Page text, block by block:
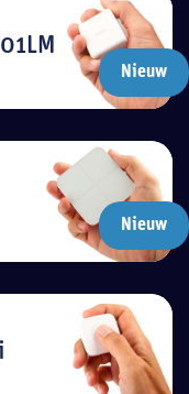
Nieuw
Nieuw